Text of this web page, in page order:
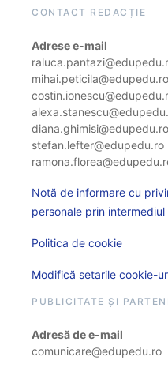
CONTACT REDACȚIE
Adrese e-mail
mihai.peticila@edupedu.ro
diana.ghimisi@edupedu.ro
stefan.lefter@edupedu.ro
Notă de informare cu
personale prin
Politica de cookie
Modifică setarile cookie-
PUBLICITATE ȘI
Adresă de e-mail
comunicare@edupedu.ro